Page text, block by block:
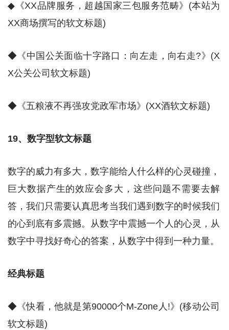
◆《XX品牌服务，超越国家三包服务范畴》(本站为
XX商场撰写的软文标题)
◆《中国公关面临十字路口：向左走，向右走?》(X
X公关公司软文标题)
◆《五粮液不再强攻党政军市场》(XX酒软文标题)
19、数字型软文标题
数字的威力有多大，数字能给人什么样的心灵碰撞，
巨大数据产生的效应会多大，这些问题不需要去解
答，我们只需要认真思考当我们遇到数字的时候我们
的心到底有多震撼。从数字中震撼一个人的心灵，从
数字中寻找好奇心的答案，从数字中得到一种力量。
经典标题
◆《快看，他就是第90000个M-Zone人!》(移动公司
软文标题)